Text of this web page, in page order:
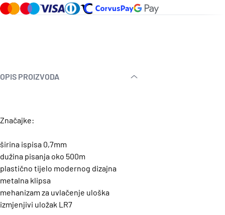
OPIS PROIZVODA
Značajke:
širina ispisa 0,7mm
dužina pisanja oko 500m
plastično tijelo modernog dizajna
metalna klipsa
mehanizam za uvlačenje uloška
izmjenjivi uložak LR7